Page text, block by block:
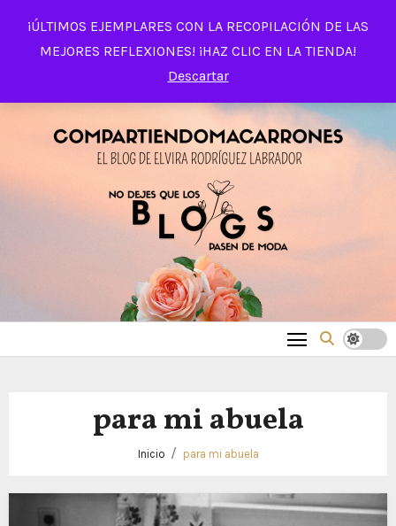
¡ÚLTIMOS EJEMPLARES CON LA RECOPILACIÓN DE LAS
MEJORES REFLEXIONES! ¡HAZ CLIC EN LA TIENDA!
Descartar
contenido
para mi abuela
Inicio para mi abuela